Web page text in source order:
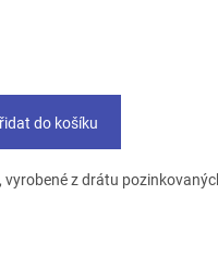
do košíku
vyrobené z drátu